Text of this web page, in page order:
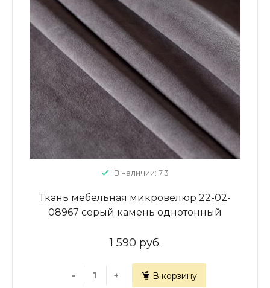
В наличии: 7.3
Ткань мебельная микровелюр 22-02-
08967 серый камень однотонный
1 590 руб.
- + В корзину